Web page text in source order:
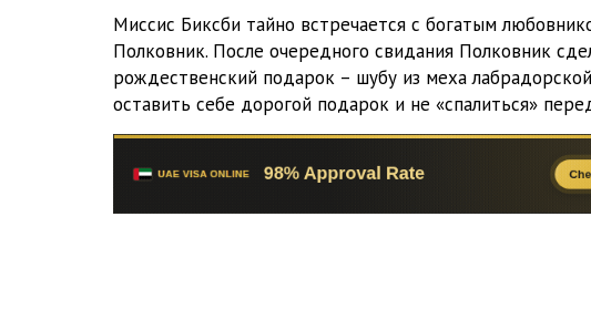
Миссис Биксби тайно встречается с богатым
Полковник. После очередного свидания Полковник
рождественский подарок – шубу из меха
оставить себе дорогой подарок и не «спалиться»